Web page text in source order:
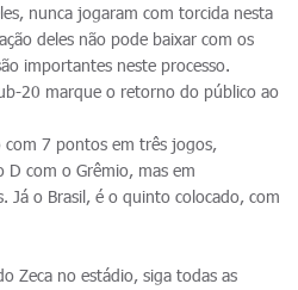
nunca jogaram com torcida nesta
deles não pode baixar com os
importantes neste processo.
20 marque o retorno do público ao
com 7 pontos em três jogos,
D com o Grêmio, mas em
Já o Brasil, é o quinto colocado, com
Zeca no estádio, siga todas as